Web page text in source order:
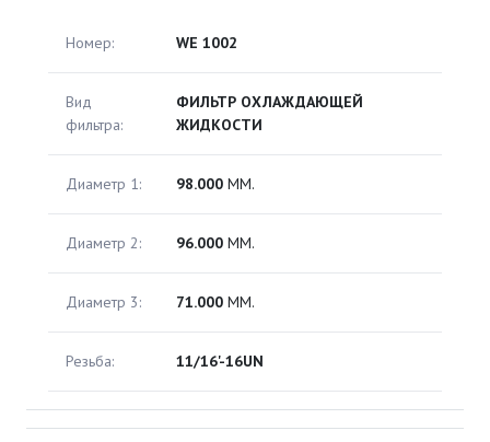
Номер: WE 1002
Вид
фильтра:
ФИЛЬТР ОХЛАЖДАЮЩЕЙ
ЖИДКОСТИ
Диаметр 1: 98.000 ММ.
Диаметр 2: 96.000 ММ.
Диаметр 3: 71.000 ММ.
Резьба: 11/16'-16UN